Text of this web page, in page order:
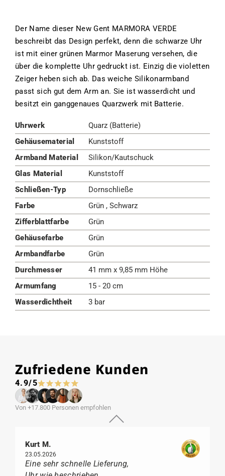
Der Name dieser New Gent MARMORA VERDE
beschreibt das Design perfekt, denn die schwarze Uhr
ist mit einer grünen Marmor Maserung versehen, die
über die komplette Uhr gedruckt ist. Einzig die violetten
Zeiger heben sich ab. Das weiche Silikonarmband
passt sich gut dem Arm an. Sie ist wasserdicht und
besitzt ein ganggenaues Quarzwerk mit Batterie.
Uhrwerk
Quarz (Batterie)
Gehäusematerial
Kunststoff
Armband Material
Silikon/Kautschuck
Glas Material
Kunststoff
Schließen-Typ
Dornschließe
Farbe
Grün , Schwarz
Zifferblattfarbe
Grün
Gehäusefarbe
Grün
Armbandfarbe
Grün
Durchmesser
41 mm x 9,85 mm Höhe
Armumfang
15 - 20 cm
Wasserdichtheit
3 bar
Zufriedene Kunden
4.9/5
Von +17.800 Personen empfohlen
Kurt M.
23.05.2026
Eine sehr schnelle Lieferung,